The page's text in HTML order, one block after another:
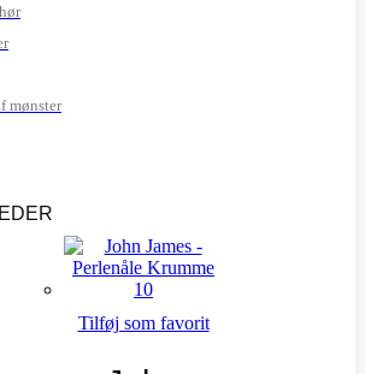
mønster
Tilføj som favorit